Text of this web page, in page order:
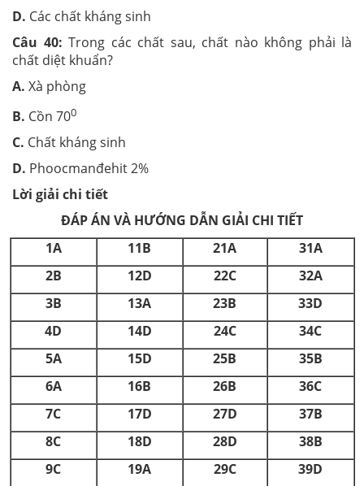
D. Các chất kháng sinh
Câu 40: Trong các chất sau, chất nào không phải là
chất diệt khuẩn?
A. Xà phòng
B. Cồn 700
C. Chất kháng sinh
D. Phoocmanđehit 2%
Lời giải chi tiết
ĐÁP ÁN VÀ HƯỚNG DẪN GIẢI CHI TIẾT
1A
11B 21A
31A
2B
12D 22C
32A
3B
13A 23B
33D
4D
14D 24C
34C
5A
15D 25B
35B
6A
16B 26B
36C
7C
17D 27D
37B
8C
18D 28D
38B
9C
19A 29C
39D